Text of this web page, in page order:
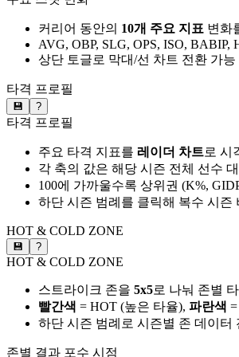
커리어 동안의 10개 주요 지표 변화
AVG, OBP, SLG, OPS, ISO, BABIP,
상단 토글로 막대/선 차트 전환 가능
타격 프로필
💾 ?
타격 프로필
주요 타격 지표를 레이더 차트로 시
각 축의 값은 해당 시즌 전체 선수 대
100에 가까울수록 상위권 (K%,
하단 시즌 범례를 클릭해 복수 시즌
HOT & COLD ZONE
💾 ?
HOT & COLD ZONE
스트라이크 존을 5x5로 나눠 존별
빨간색 = HOT (높은 타율), 파란색
하단 시즌 범례로 시즌별 존 데이터
존별 결과 포수 시점